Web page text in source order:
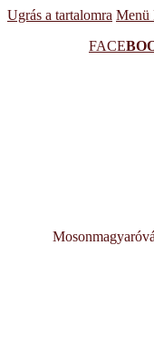
Ugrás a tartalomra Menü
FACE